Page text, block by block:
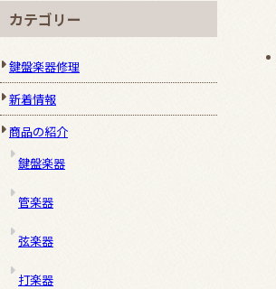
カテゴリー
鍵盤楽器修理
新着情報
商品の紹介
鍵盤楽器
管楽器
弦楽器
打楽器